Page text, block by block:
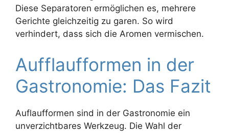
Diese Separatoren ermöglichen es, mehrere
Gerichte gleichzeitig zu garen. So wird
verhindert, dass sich die Aromen vermischen.
Aufflaufformen in der
Gastronomie: Das Fazit
Auflaufformen sind in der Gastronomie ein
unverzichtbares Werkzeug. Die Wahl der